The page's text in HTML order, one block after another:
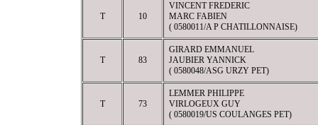
T 10
VINCENT FREDERIC
MARC FABIEN
( 0580011/A P CHATILLONNAISE)
T 83
GIRARD EMMANUEL
JAUBIER YANNICK
( 0580048/ASG URZY PET)
T 73
LEMMER PHILIPPE
VIRLOGEUX GUY
( 0580019/US COULANGES PET)